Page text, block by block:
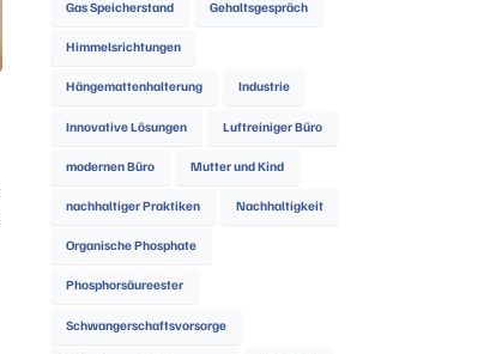
Gas Speicherstand Gehaltsgespräch
Himmelsrichtungen
Hängemattenhalterung Industrie
Innovative Lösungen Luftreiniger Büro
modernen Büro Mutter und Kind
nachhaltiger Praktiken Nachhaltigkeit
Organische Phosphate
Phosphorsäureester
Schwangerschaftsvorsorge